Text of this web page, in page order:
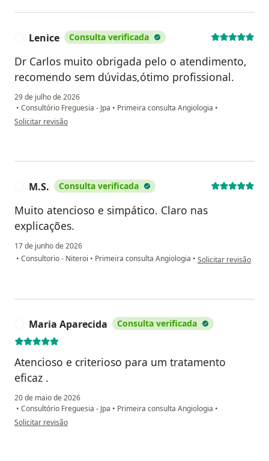
Lenice Consulta verificada
Dr Carlos muito obrigada pelo o atendimento,
recomendo sem dúvidas,ótimo profissional.
29 de julho de 2026
• Consultório Freguesia - Jpa • Primeira consulta Angiologia •
na opinião do utilizador Lenice
Solicitar revisão
M.S. Consulta verificada
Muito atencioso e simpático. Claro nas
explicações.
17 de junho de 2026
• Consultorio - Niteroi • Primeira consulta Angiologia • na opinião do
Solicitar revisão
Maria Aparecida Consulta verificada
Atencioso e criterioso para um tratamento
eficaz .
20 de maio de 2026
• Consultório Freguesia - Jpa • Primeira consulta Angiologia •
na opinião do utilizador Maria Aparecida
Solicitar revisão